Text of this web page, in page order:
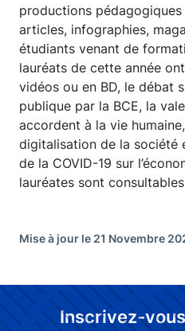
productions
articles, infographies,
étudiants venant de
lauréats de cette année
vidéos ou en BD, le débat
publique par la BCE, la
accordent à la vie
digitalisation de la société
de la COVID-19 sur
lauréates sont consultables
Mise à jour le 21 Novembre
Inscrivez-